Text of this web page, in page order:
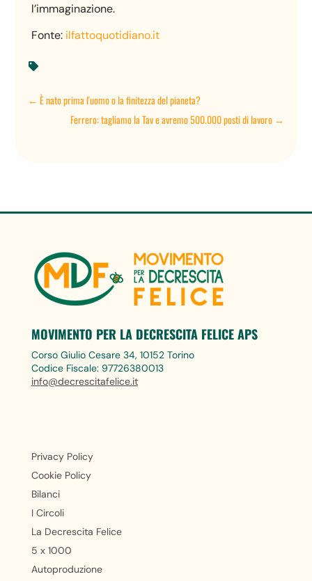
l’immaginazione.
Fonte: ilfattoquotidiano.it

←È nato prima l'uomo o la finitezza del pianeta?
Ferrero: tagliamo la Tav e avremo 500.000 posti di lavoro→
MOVIMENTO PER LA DECRESCITA FELICE APS
Corso Giulio Cesare 34, 10152 Torino
Codice Fiscale: 97726380013
info@decrescitafelice.it
Privacy Policy
Cookie Policy
Bilanci
I Circoli
La Decrescita Felice
5 x 1000
Autoproduzione